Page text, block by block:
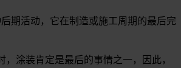
期活动，它在制造或施工周期的最后完
，涂装肯定是最后的事情之一，因此，